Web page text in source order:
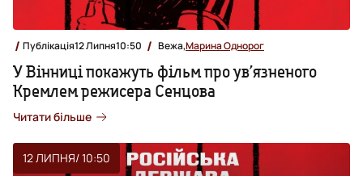
Публікація12 Липня10:50 Вежа,Марина Однорог
У Вінниці покажуть фільм про ув’язненого
Кремлем режисера Сенцова
Читати більше
12 ЛИПНЯ/ 10:50